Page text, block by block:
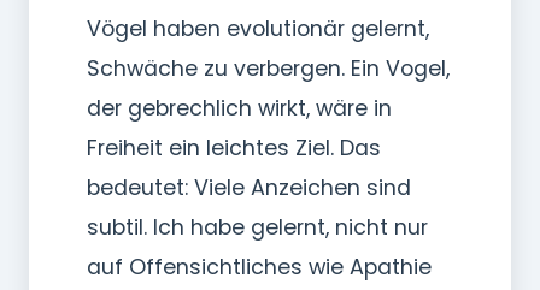
Vögel haben evolutionär gelernt,
Schwäche zu verbergen. Ein Vogel,
der gebrechlich wirkt, wäre in
Freiheit ein leichtes Ziel. Das
bedeutet: Viele Anzeichen sind
subtil. Ich habe gelernt, nicht nur
auf Offensichtliches wie Apathie